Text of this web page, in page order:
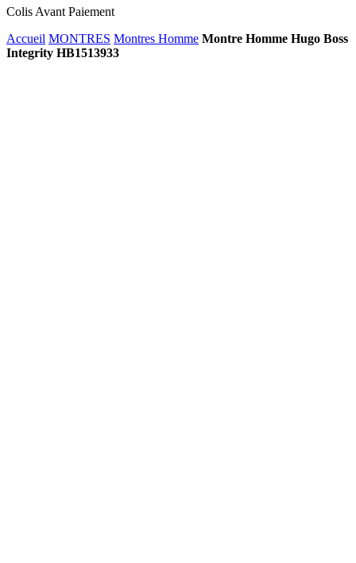
Colis Avant Paiement
Accueil MONTRES Montres Homme Montre Homme Hugo Boss
Integrity HB1513933